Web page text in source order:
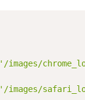
'/images/
'/images/